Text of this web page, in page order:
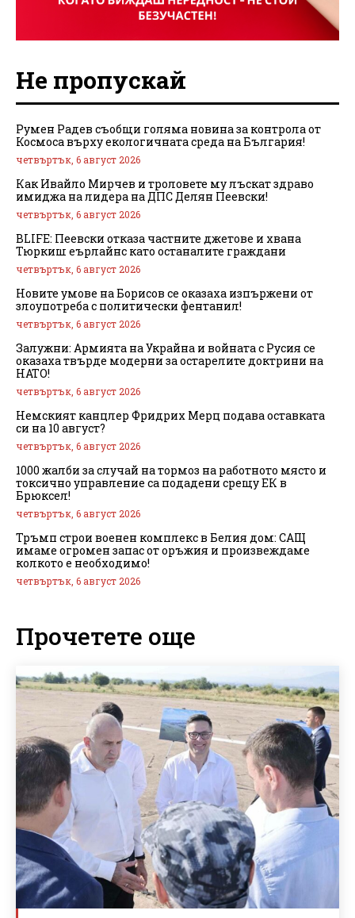
Не пропускай
Румен Радев съобщи голяма новина за контрола от
Космоса върху екологичната среда на България!
четвъртък, 6 август 2026
Как Ивайло Мирчев и троловете му лъскат здраво
имиджа на лидера на ДПС Делян Пеевски!
четвъртък, 6 август 2026
BLIFE: Пеевски отказа частните джетове и хвана
Тюркиш еърлайнс като останалите граждани
четвъртък, 6 август 2026
Новите умове на Борисов се оказаха изпържени от
злоупотреба с политически фентанил!
четвъртък, 6 август 2026
Залужни: Армията на Украйна и войната с Русия се
оказаха твърде модерни за остарелите доктрини на
НАТО!
четвъртък, 6 август 2026
Немският канцлер Фридрих Мерц подава оставката
си на 10 август?
четвъртък, 6 август 2026
1000 жалби за случай на тормоз на работното място и
токсично управление са подадени срещу ЕК в
Брюксел!
четвъртък, 6 август 2026
Тръмп строи военен комплекс в Белия дом: САЩ
имаме огромен запас от оръжия и произвеждаме
колкото е необходимо!
четвъртък, 6 август 2026
Прочетете още